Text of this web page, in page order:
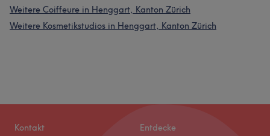
Weitere Coiffeure in Henggart, Kanton Zürich
Weitere Kosmetikstudios in Henggart, Kanton Zürich
Kontakt Entdecke